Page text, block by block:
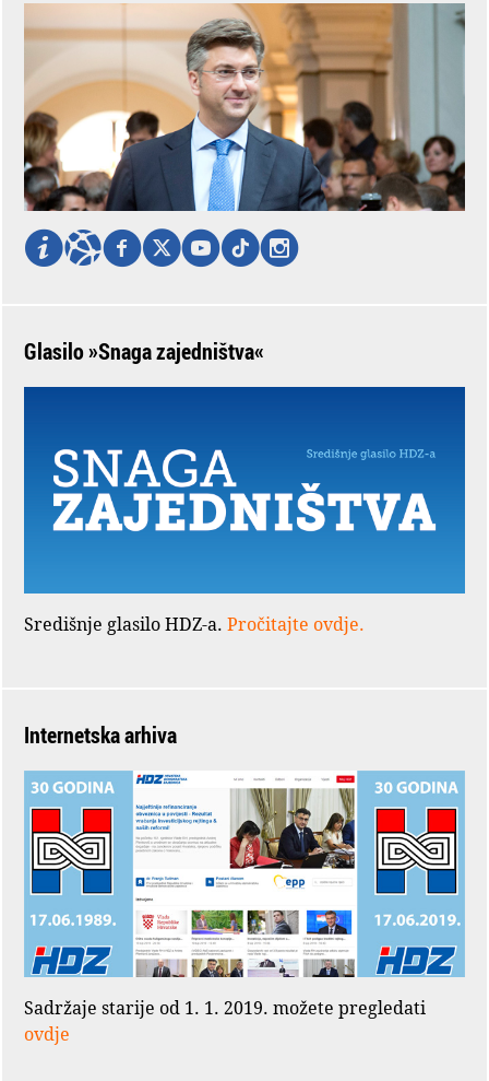
Glasilo »Snaga zajedništva«
Središnje glasilo HDZ-a. Pročitajte ovdje.
Internetska arhiva
Sadržaje starije od 1. 1. 2019. možete pregledati
ovdje